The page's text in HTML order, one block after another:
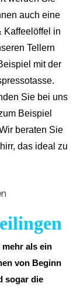
auch eine
Kaffeelöffel in
Tellern
mit der
Sie bei uns
Beispiel
beraten Sie
das ideal zu
als ein
von Beginn
sogar die